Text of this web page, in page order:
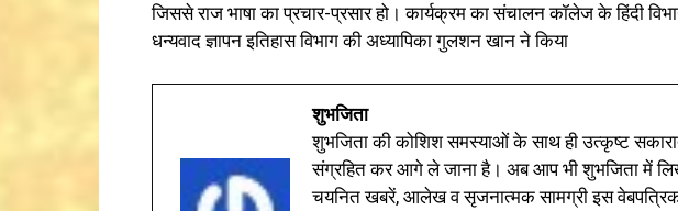
जिससे राज भाषा का प्रचार-प्रसार हो। कार्यक्रम का संचालन कॉलेज के हिंदी
धन्यवाद ज्ञापन इतिहास विभाग की अध्यापिका गुलशन खान ने किया
शुभजिता
शुभजिता की कोशिश समस्याओं के साथ ही उत्कृष्ट
संग्रहित कर आगे ले जाना है। अब आप भी शुभजिता में
चयनित खबरें, आलेख व सृजनात्मक सामग्री इस